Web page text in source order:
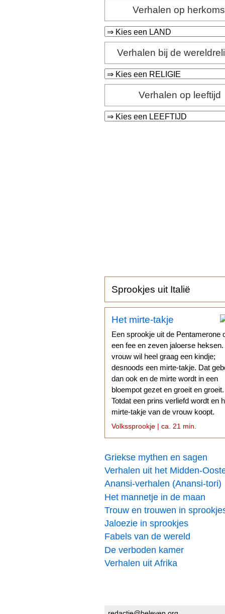
Verhalen op
Verhalen bij de
Verhalen op leeftijd
Sprookjes uit Italië
Het mirte-takje
Een sprookje uit de Pentamerone
een fee en zeven jaloerse
vrouw wil heel graag een kindje;
desnoods een mirte-takje. Dat
dan ook en de mirte wordt in een
bloempot gezet en groeit en groeit.
Totdat een prins verliefd wordt en
mirte-takje van de vrouw koopt.
Volkssprookje | ca. 21 min.
Griekse mythen en sagen
Verhalen uit het Midden-
Anansi-verhalen (Anansi-tori)
Het mannetje in de maan
Trouw en trouwen in
Jaloezie in sprookjes
Fabels van de wereld
De verboden kamer
Verhalen uit Afrika